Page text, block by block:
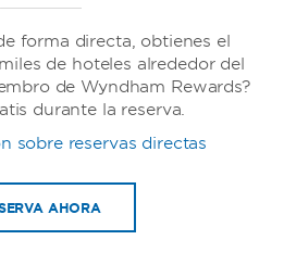
forma directa, obtienes el
de hoteles alrededor del
de Wyndham Rewards?
durante la reserva.
sobre reservas directas
AHORA